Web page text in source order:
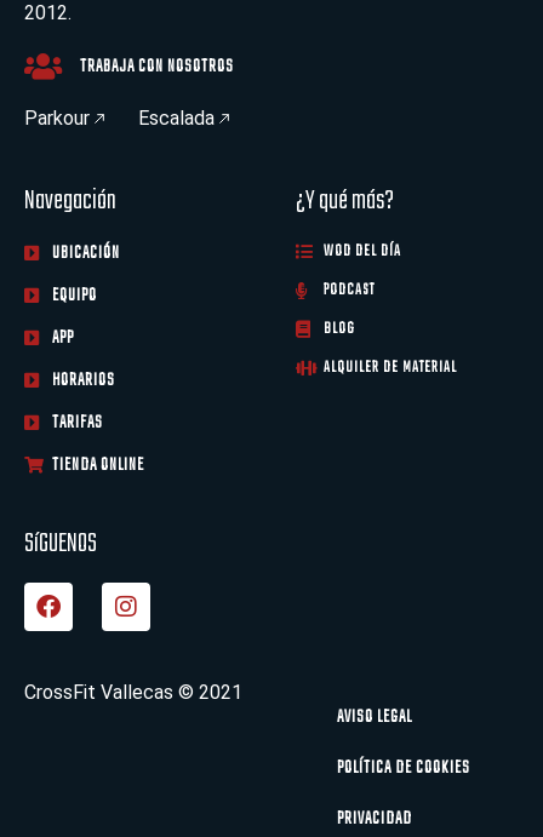
2012.
TRABAJA CON NOSOTROS
Parkour Escalada
Navegación
UBICACIÓN
EQUIPO
APP
HORARIOS
TARIFAS
TIENDA ONLINE
¿Y qué más?
WOD DEL DÍA
PODCAST
BLOG
ALQUILER DE MATERIAL
SíGUENOS
F
a
b
I
n
a
CrossFit Vallecas © 2021
AVISO LEGAL
POLÍTICA DE COOKIES
PRIVACIDAD